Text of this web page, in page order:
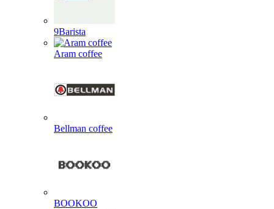
9Barista
Aram coffee
Bellman coffee
BOOKOO